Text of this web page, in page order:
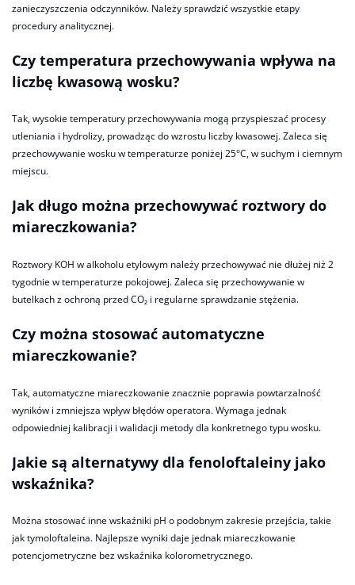
zanieczyszczenia odczynników. Należy sprawdzić wszystkie etapy
procedury analitycznej.
Czy temperatura przechowywania wpływa na
liczbę kwasową wosku?
Tak, wysokie temperatury przechowywania mogą przyspieszać procesy
utleniania i hydrolizy, prowadząc do wzrostu liczby kwasowej. Zaleca się
przechowywanie wosku w temperaturze poniżej 25°C, w suchym i ciemnym
miejscu.
Jak długo można przechowywać roztwory do
miareczkowania?
Roztwory KOH w alkoholu etylowym należy przechowywać nie dłużej niż 2
tygodnie w temperaturze pokojowej. Zaleca się przechowywanie w
butelkach z ochroną przed CO₂ i regularne sprawdzanie stężenia.
Czy można stosować automatyczne
miareczkowanie?
Tak, automatyczne miareczkowanie znacznie poprawia powtarzalność
wyników i zmniejsza wpływ błędów operatora. Wymaga jednak
odpowiedniej kalibracji i walidacji metody dla konkretnego typu wosku.
Jakie są alternatywy dla fenoloftaleiny jako
wskaźnika?
Można stosować inne wskaźniki pH o podobnym zakresie przejścia, takie
jak tymoloftaleina. Najlepsze wyniki daje jednak miareczkowanie
potencjometryczne bez wskaźnika kolorometrycznego.